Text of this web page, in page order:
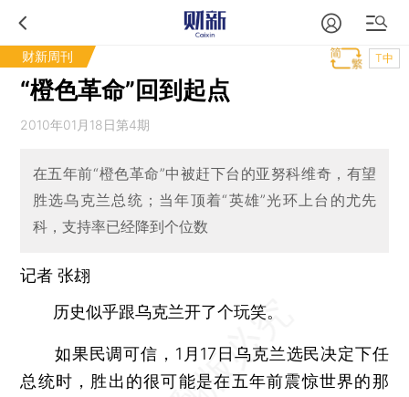
财新周刊 T中
“橙色革命”回到起点
2010年01月18日第4期
在五年前“橙色革命”中被赶下台的亚努科维奇，有望
胜选乌克兰总统；当年顶着“英雄”光环上台的尤先
科，支持率已经降到个位数
记者张翃
历史似乎跟乌克兰开了个玩笑。
如果民调可信，1月17日乌克兰选民决定下任
总统时，胜出的很可能是在五年前震惊世界的那